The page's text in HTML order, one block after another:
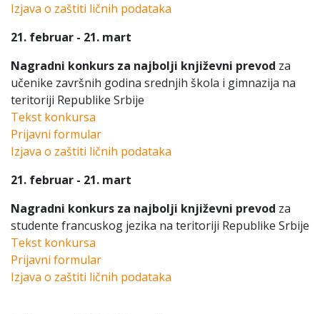
Izjava o zaštiti ličnih podataka
21. februar - 21. mart
Nagradni konkurs za najbolji književni prevod za
učenike završnih godina srednjih škola i gimnazija na
teritoriji Republike Srbije
Tekst konkursa
Prijavni formular
Izjava o zaštiti ličnih podataka
21. februar - 21. mart
Nagradni konkurs za najbolji književni prevod za
studente francuskog jezika na teritoriji Republike Srbije
Tekst konkursa
Prijavni formular
Izjava o zaštiti ličnih podataka